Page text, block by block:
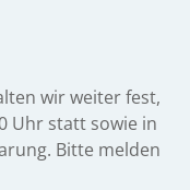
wir weiter fest,
Uhr statt sowie in
Bitte melden